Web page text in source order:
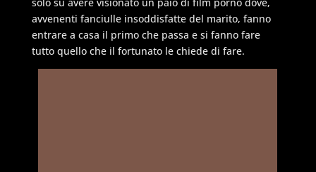
avvenenti fanciulle insoddisfatte del marito, fanno
entrare a casa il primo che passa e si fanno fare
tutto quello che il fortunato le chiede di fare.